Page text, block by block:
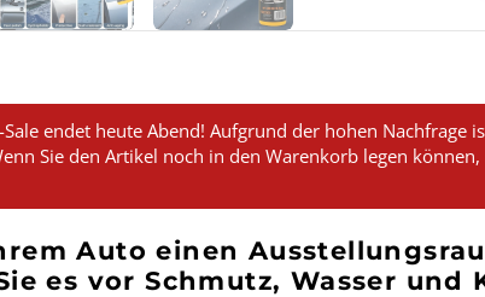
endet heute Abend! Aufgrund der hohen Nachfrage
Sie den Artikel noch in den Warenkorb legen können,
Auto einen
es vor Schmutz, Wasser und